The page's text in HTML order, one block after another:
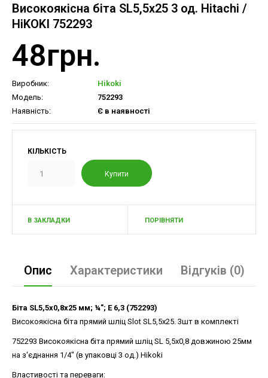
Високоякісна біта SL5,5x25 3 од. Hitachi /
HiKOKI 752293
48грн.
Виробник:
Hikoki
Модель:
752293
Наявність:
Є в наявності
КІЛЬКІСТЬ
В ЗАКЛАДКИ ПОРІВНЯТИ
Опис Характеристики Відгуків (0)
Біта SL5,5х0,8х25 мм; ¼"; E 6,3 (752293)
Високоякісна біта прямий шліц Slot SL5,5x25. 3шт в комплекті
752293 Високоякісна біта прямий шліц SL 5,5x0,8 довжиною 25мм
на з'єднання 1/4" (в упаковці 3 од.) Hikoki
Властивості та переваги: